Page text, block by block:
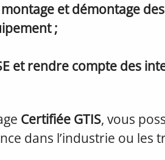
et démontage
;
et rendre compte des
Certifiée GTIS, vous
dans l’industrie ou les